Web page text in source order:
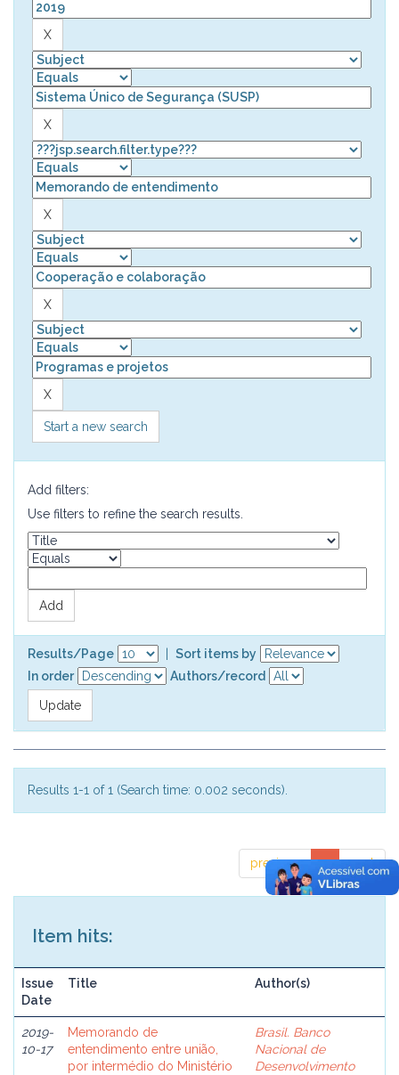
Start a new search
Add filters:
Use filters to refine the search results.
Results/Page
Sort items by
In order
Authors/record
Results 1-1 of 1 (Search time: 0.002 seconds).
previous 1 next
Item hits:
Issue
Date
Title Author(s)
2019-
10-17
Memorando de
entendimento entre união,
por intermédio do Ministério
Brasil. Banco
Nacional de
Desenvolvimento